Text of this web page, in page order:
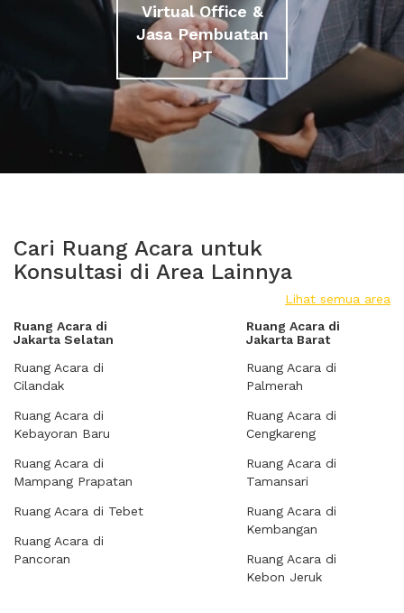
Virtual Office &
Jasa Pembuatan
PT
Cari Ruang Acara untuk
Konsultasi di Area Lainnya
Lihat semua area
Ruang Acara di
Jakarta Selatan
Ruang Acara di
Cilandak
Ruang Acara di
Kebayoran Baru
Ruang Acara di
Mampang Prapatan
Ruang Acara di Tebet
Ruang Acara di
Pancoran
Ruang Acara di
Jakarta Barat
Ruang Acara di
Palmerah
Ruang Acara di
Cengkareng
Ruang Acara di
Tamansari
Ruang Acara di
Kembangan
Ruang Acara di
Kebon Jeruk